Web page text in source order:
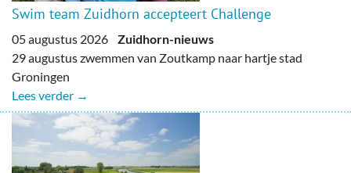
Swim team Zuidhorn accepteert Challenge
05 augustus 2026 Zuidhorn-nieuws
29 augustus zwemmen van Zoutkamp naar hartje stad
Groningen
Lees verder →